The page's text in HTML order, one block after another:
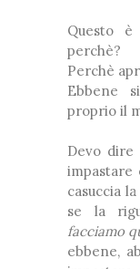
Questo è
perchè?
Perchè
Ebbene
proprio il
Devo dire
impastare
casuccia
se la
facciamo
ebbene,
*